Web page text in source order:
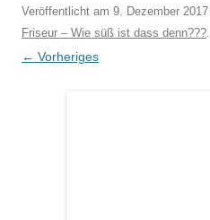
Veröffentlicht am 9. Dezember 2017
Friseur – Wie süß ist dass denn???.
← Vorheriges